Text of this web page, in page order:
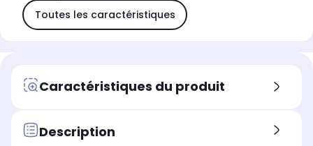
Toutes les caractéristiques
Caractéristiques du produit
Description